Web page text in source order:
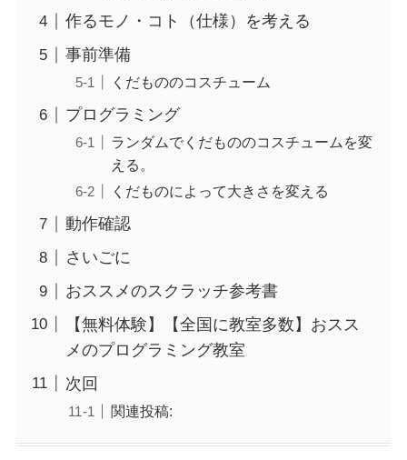
作るモノ・コト（仕様）を考える
事前準備
くだもののコスチューム
プログラミング
ランダムでくだもののコスチュームを変
える。
くだものによって大きさを変える
動作確認
さいごに
おススメのスクラッチ参考書
【無料体験】【全国に教室多数】おスス
メのプログラミング教室
次回
関連投稿: